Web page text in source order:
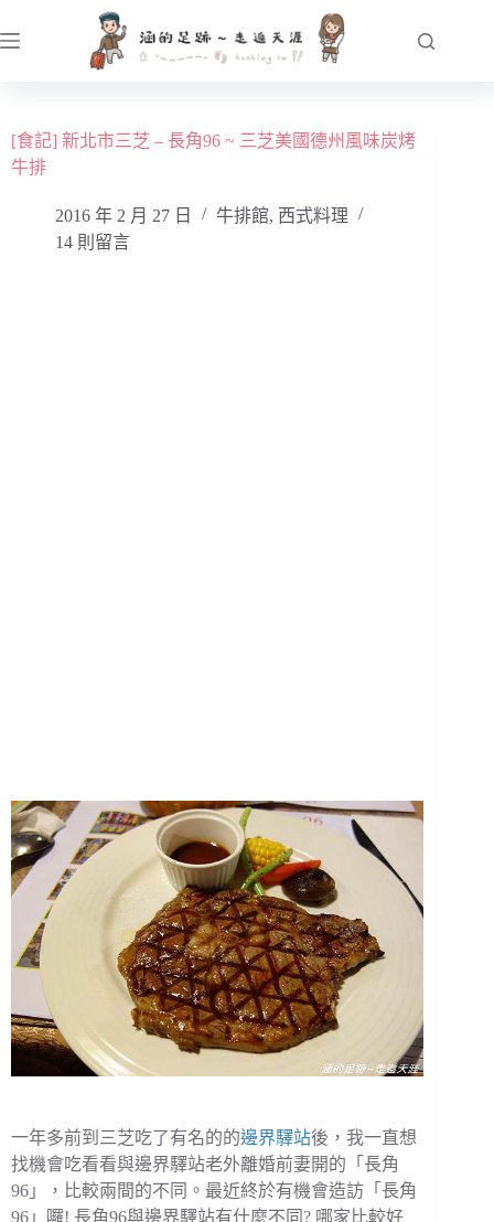
至
容[食記] 新北市三芝 – 長角96 ~ 三芝美國德州風味炭烤
牛排
2016 年 2 月 27 日 牛排館, 西式料理
14 則留言
一年多前到三芝吃了有名的的邊界驛站後，我一直想
找機會吃看看與邊界驛站老外離婚前妻開的「長角
96」，比較兩間的不同。最近終於有機會造訪「長角
96」囉! 長角96與邊界驛站有什麼不同? 哪家比較好